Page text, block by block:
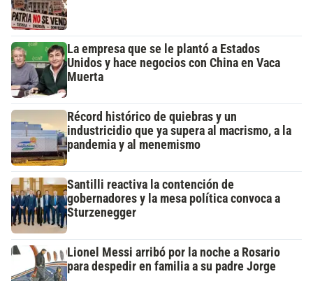
La empresa que se le plantó a Estados
Unidos y hace negocios con China en Vaca
Muerta
Récord histórico de quiebras y un
industricidio que ya supera al macrismo, a la
pandemia y al menemismo
Santilli reactiva la contención de
gobernadores y la mesa política convoca a
Sturzenegger
Lionel Messi arribó por la noche a Rosario
para despedir en familia a su padre Jorge